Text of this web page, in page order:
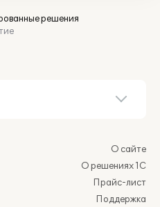
решения
О сайте
О решениях 1С
Прайс-лист
Поддержка